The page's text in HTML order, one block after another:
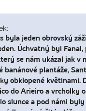
byla jeden obrovský
Úchvatný byl Fanal,
se nám ukázal jak v
banánové plantáže,
obklopené květinami.
do Arieiro a vrcholky
slunce a pod námi